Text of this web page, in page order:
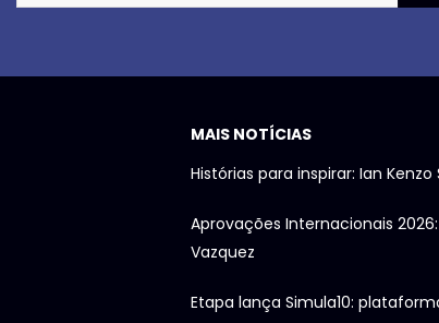
MAIS NOTÍCIAS
Histórias para inspirar: Ian Kenzo
Aprovações Internacionais
Vazquez
Etapa lança Simula10: